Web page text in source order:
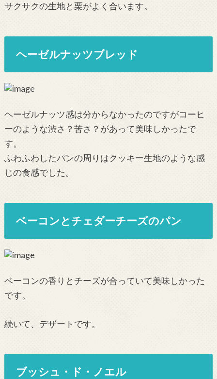
サクサクの生地と栗がよく合います。
ヘーゼルナッツブレッド
ヘーゼルナッツ感は分からなかったのですがコーヒ
ーのような渋さ？苦さ？があって美味しかったで
す。
ふわふわしたパンの周りはクッキー生地のような感
じの食感でした。
ベーコンとチェダーチーズのパン
ベーコンの香りとチーズが合っていて美味しかった
です。
続いて、デザートです。
ブッシュ・ド・ノエル